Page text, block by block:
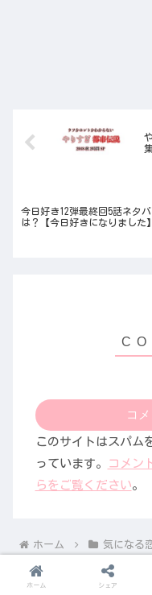
今日好き12弾最終回5話ネタ
は？【今日好きになりました】
コ
このサイトはスパム
っています。
コメン
らをご覧ください。
ホーム 気になる
ホーム シェア